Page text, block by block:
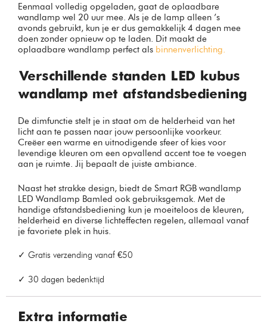
Eenmaal volledig opgeladen, gaat de oplaadbare
wandlamp wel 20 uur mee. Als je de lamp alleen ’s
avonds gebruikt, kun je er dus gemakkelijk 4 dagen mee
doen zonder opnieuw op te laden. Dit maakt de
oplaadbare wandlamp perfect als binnenverlichting.
Verschillende standen LED kubus
wandlamp met afstandsbediening
De dimfunctie stelt je in staat om de helderheid van het
licht aan te passen naar jouw persoonlijke voorkeur.
Creëer een warme en uitnodigende sfeer of kies voor
levendige kleuren om een opvallend accent toe te voegen
aan je ruimte. Jij bepaalt de juiste ambiance.
Naast het strakke design, biedt de Smart RGB wandlamp
LED Wandlamp Bamled ook gebruiksgemak. Met de
handige afstandsbediening kun je moeiteloos de kleuren,
helderheid en diverse lichteffecten regelen, allemaal vanaf
je favoriete plek in huis.
✓ Gratis verzending vanaf €50
✓ 30 dagen bedenktijd
Extra informatie